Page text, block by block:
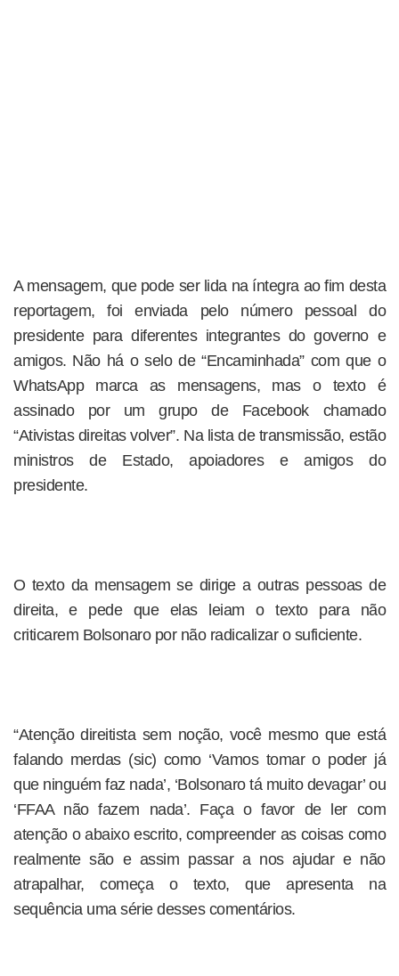
A mensagem, que pode ser lida na íntegra ao fim desta
reportagem, foi enviada pelo número pessoal do
presidente para diferentes integrantes do governo e
amigos. Não há o selo de “Encaminhada” com que o
WhatsApp marca as mensagens, mas o texto é
assinado por um grupo de Facebook chamado
“Ativistas direitas volver”. Na lista de transmissão, estão
ministros de Estado, apoiadores e amigos do
presidente.
O texto da mensagem se dirige a outras pessoas de
direita, e pede que elas leiam o texto para não
criticarem Bolsonaro por não radicalizar o suficiente.
“Atenção direitista sem noção, você mesmo que está
falando merdas (sic) como ‘Vamos tomar o poder já
que ninguém faz nada’, ‘Bolsonaro tá muito devagar’ ou
‘FFAA não fazem nada’. Faça o favor de ler com
atenção o abaixo escrito, compreender as coisas como
realmente são e assim passar a nos ajudar e não
atrapalhar, começa o texto, que apresenta na
sequência uma série desses comentários.